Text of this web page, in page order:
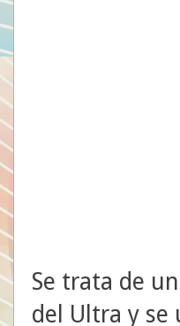
Se trata de
del Ultra y se